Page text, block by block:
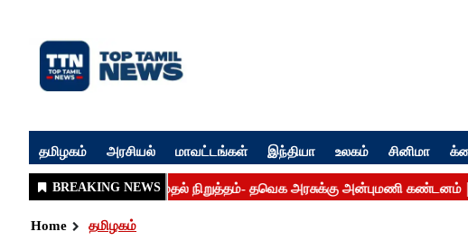
தமிழகம் அரசியல் மாவட்டங்கள் இந்தியா உலகம் சினிமா
Home தமிழகம்